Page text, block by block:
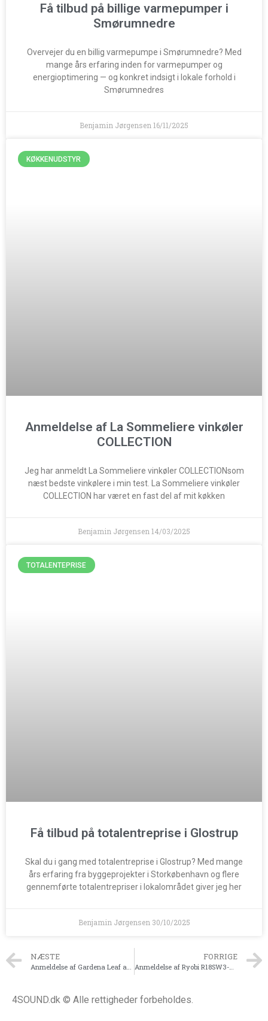
Få tilbud på billige varmepumper i
Smørumnedre
Overvejer du en billig varmepumpe i Smørumnedre? Med
mange års erfaring inden for varmepumper og
energioptimering — og konkret indsigt i lokale forhold i
Smørumnedres
Benjamin Jørgensen16/11/2025
KØKKENUDSTYR
Anmeldelse af La Sommeliere vinkøler
COLLECTION
Jeg har anmeldt La Sommeliere vinkøler COLLECTIONsom
næst bedste vinkølere i min test. La Sommeliere vinkøler
COLLECTION har været en fast del af mit køkken
Benjamin Jørgensen14/03/2025
TOTALENTEPRISE
Få tilbud på totalentreprise i Glostrup
Skal du i gang med totalentreprise i Glostrup? Med mange
års erfaring fra byggeprojekter i Storkøbenhavn og flere
gennemførte totalentrepriser i lokalområdet giver jeg her
Benjamin Jørgensen 30/10/2025
NÆSTE
Anmeldelse af Gardena Leaf and Lawn Collector 3565-20
FORRIGE
Anmeldelse af Ryobi R18SW3-0 Solo
4SOUND.dk © Alle rettigheder forbeholdes.